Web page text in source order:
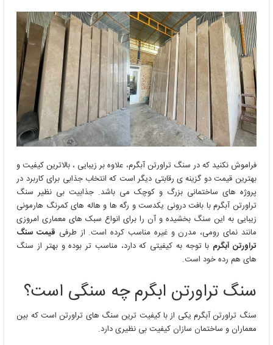
فراموش نکنید که در سنگ تراورتن آبگرم، علاوه بر زیبایی ، بالاترین کیفیت و
بهترین قیمت دو گزینه ی رقابتی دیگر است که انتخاب جذابی برای کاربرد در
پروژه های ساختمانی بزرگ و کوچک می باشد. جذابیت بی نظیر سنگ
تراورتن آبگرم با بافت درونی یکدست و رگه ها و هاله های کمرنگ هارمونی
زیبایی به این سنگ بخشیده و آن را برای انواع سبک های معماری امروزی
مانند نمای رومی، مدرن و غیره مناسب کرده است. از طرفی قیمت سنگ
تراورتن آبگرم با توجه به کیفیتی که دارد، مناسب تر بوده و بهتر از سنگ
های هم رده خود است.
سنگ تراورتن ابگرم چه سنگی است؟
سنگ تراورتن آبگرم یکی از با کیفیت ترین سنگ های تراورتن است که بین
معماران و ساختمان سازان کیفیت بی نظیری دارد.